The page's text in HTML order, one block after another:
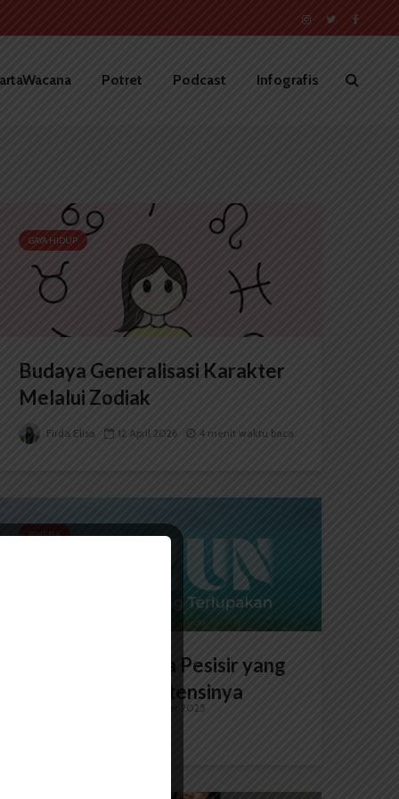
Potret Podcast Infografis
GAYA HIDUP
Budaya Generalisasi Karakter
Melalui Zodiak
Firda Elisa 12 April 2026 4 menit waktu baca
SINEMA
Lamun, Si Penjaga Pesisir yang
Terlupakan Eksistensinya
3 September 2025